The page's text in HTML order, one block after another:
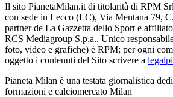
Il sito PianetaMilan.it di titolarità di RPM
con sede in Lecco (LC), Via Mentana 79,
partner de La Gazzetta dello Sport e
RCS Mediagroup S.p.a.. Unico
foto, video e grafiche) è RPM; per ogni
oggetto i contenuti del Sito scrivere a
Pianeta Milan è una testata giornalistica
formazioni e calciomercato Milan